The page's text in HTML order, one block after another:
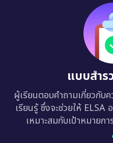
แบบสำร
ผู้เรียนตอบคำถามเกี่ยวกับ
เรียนรู้ ซึ่งจะช่วยให้ ELSA
เหมาะสมกับเป้าหมายก